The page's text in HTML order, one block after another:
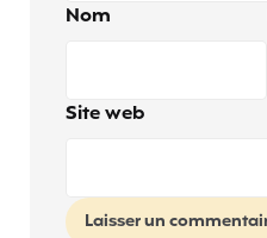
Nom
Site web